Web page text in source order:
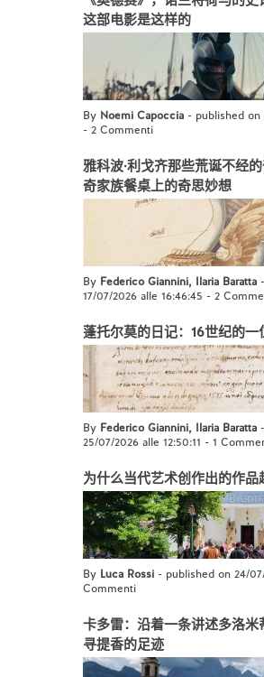
这部电影是这样的
By Noemi Capoccia - published on
- 2 Commenti
雅科波·利戈齐那些荒诞不经
奇家族餐桌上的奇思妙想
By Federico Giannini, Ilaria Baratta
17/07/2026 alle 16:46:45 - 2
蓬托尔莫的日记：16世纪的
By Federico Giannini, Ilaria Baratta
25/07/2026 alle 12:50:11 - 1
为什么当代艺术创作出的作品
By Luca Rossi - published on 24/
Commenti
卡多雷：沿着一条讲述多洛
寻提香的足迹